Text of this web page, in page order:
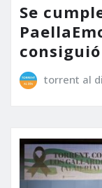
Se
torrent al